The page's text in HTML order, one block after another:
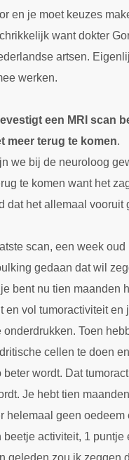
en je moet keuzes
want dokter
artsen.
werken.
een MRI scan
meer terug te komen.
we bij de neuroloog
te komen want het
dat het allemaal vooruit
scan, een week
gedaan dat wil
bent nu tien maanden
vol tumoractiviteit en
Toen
cellen te doen
wordt. Dat
Je hebt tien
helemaal geen
activiteit, 1
geleden zou ik zeggen